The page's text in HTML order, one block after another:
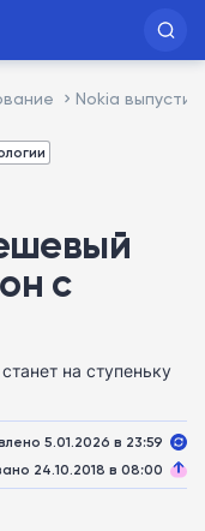
Nokia
с
на ступеньку
5.01.2026 в 23:59
24.10.2018 в 08:00